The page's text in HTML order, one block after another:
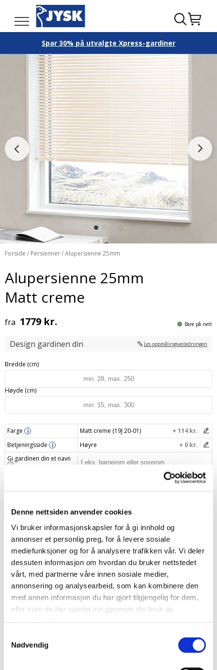
Denne nettsiden anvender cookies
Vi bruker informasjonskapsler for å gi innhold og
annonser et personlig preg, for å levere sosiale
mediefunksjoner og for å analysere trafikken vår. Vi deler
dessuten informasjon om hvordan du bruker nettstedet
vårt, med partnerne våre innen sosiale medier,
annonsering og analysearbeid, som kan kombinere den
med annen informasjon du har gjort tilgjengelig for dem,
eller som de har samlet inn gjennom din bruk av
Nødvendig
Spar 30% på utvalgte Xpress-gardiner
Forside / Persienner/ Alupersienne 25mm
Alupersienne 25mm
Matt creme
fra 1779 kr. Bare på nett
Design gardinen din Les oppmålingsveiledningen
Bredde (cm)
Høyde (cm)
Farge i Matt creme (19J 20-01)
+ 114 kr.
Betjeningsside
i Høyre
+ 0 kr.
Gi gardinen din et navn
i
Din pris1779 kr.
– + Legg i handlekurv
Produktbeskrivelse
Spesifikasjonen
Oppmålingsveiledning